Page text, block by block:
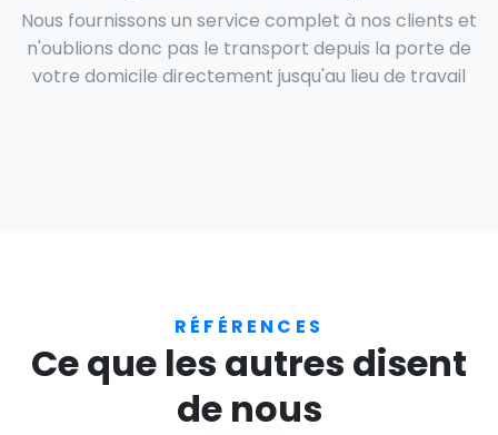
Nous fournissons un service complet à nos clients et
n'oublions donc pas le transport depuis la porte de
votre domicile directement jusqu'au lieu de travail
RÉFÉRENCES
Ce que les autres disent
de nous